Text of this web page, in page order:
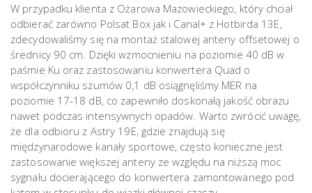
W przypadku klienta z Ożarowa Mazowieckiego, który chciał
odbierać zarówno Polsat Box jak i Canal+ z Hotbirda 13E,
zdecydowaliśmy się na montaż stalowej anteny offsetowej o
średnicy 90 cm. Dzięki wzmocnieniu na poziomie 40 dB w
paśmie Ku oraz zastosowaniu konwertera Quad o
współczynniku szumów 0,1 dB osiągnęliśmy MER na
poziomie 17-18 dB, co zapewniło doskonałą jakość obrazu
nawet podczas intensywnych opadów. Warto zwrócić uwagę,
że dla odbioru z Astry 19E, gdzie znajdują się
międzynarodowe kanały sportowe, często konieczne jest
zastosowanie większej anteny ze względu na niższą moc
sygnału docierającego do konwertera zamontowanego pod